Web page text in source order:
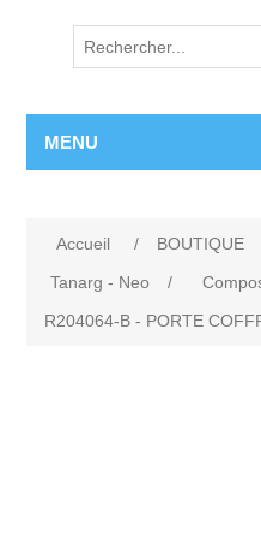
MENU
Accueil / BOUTIQUE
Tanarg - Neo
/
R204064-B - PORTE